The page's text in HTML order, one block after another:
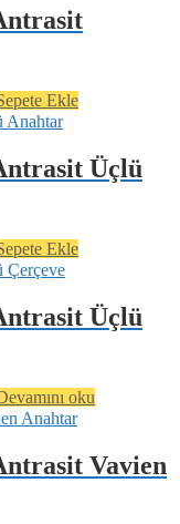
Ekle
Üçlü
Ekle
Üçlü
oku
Vavien